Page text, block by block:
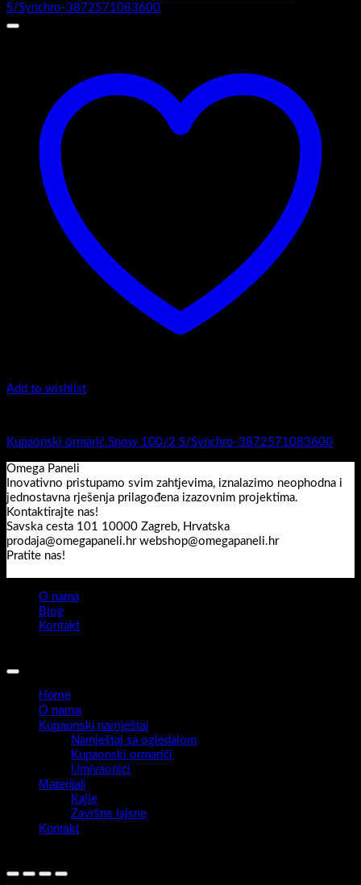
Add to wishlist
Kupaonski ormarić Snow 100/2 S/Synchro-3872571083600
Omega Paneli
Inovativno pristupamo svim zahtjevima, iznalazimo neophodna i
jednostavna rješenja prilagođena izazovnim projektima.
Kontaktirajte nas!
Savska cesta 101 10000 Zagreb, Hrvatska
prodaja@omegapaneli.hr webshop@omegapaneli.hr
Pratite nas!
O nama
Blog
Kontakt
Home
O nama
Kupaonski namještaj
Namještaj sa ogledalom
Kupaonski ormarići
Umivaonici
Materijali
Kajle
Završne lajsne
Kontakt